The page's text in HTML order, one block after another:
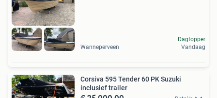
Wanneperveen
Dagtopper
Vandaag
Corsiva 595 Tender 60 PK Suzuki
inclusief trailer